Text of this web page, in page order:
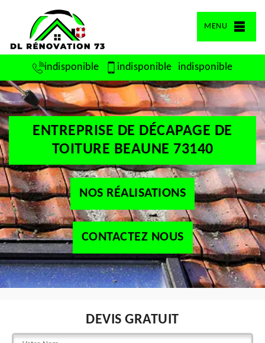
MENU
indisponible indisponible indisponible
ENTREPRISE DE DÉCAPAGE DE
TOITURE BEAUNE 73140
NOS RÉALISATIONS
CONTACTEZ NOUS
DEVIS GRATUIT